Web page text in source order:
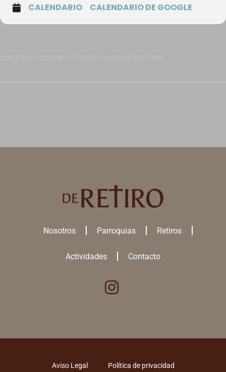
CALENDARIO CALENDARIO DE GOOGLE
Nosotros Parroquias Retiros
Actividades Contacto
Aviso Legal Política de privacidad
RECHAZAR